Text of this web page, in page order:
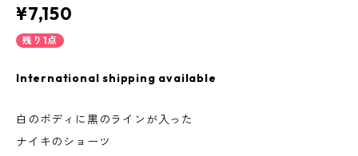
¥7,150
残り1点
International shipping available
白のボディに黒のラインが入った
ナイキのショーツ